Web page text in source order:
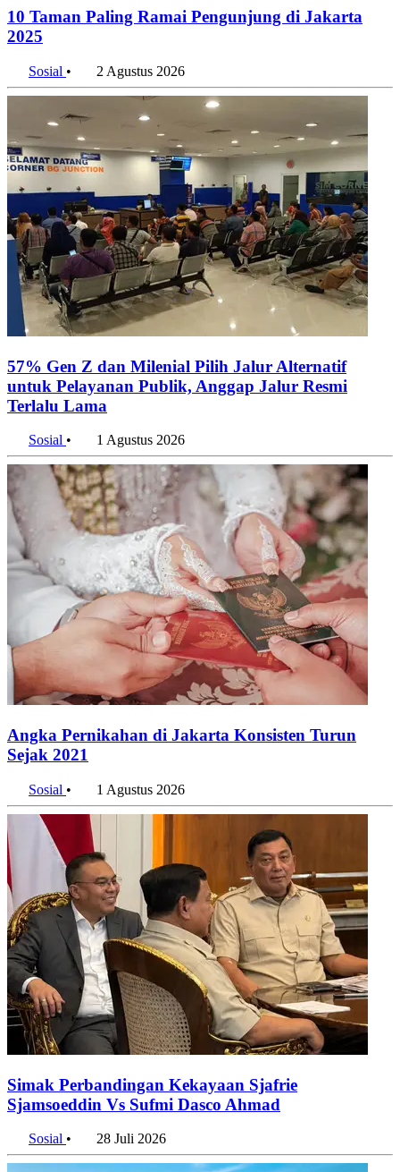
10 Taman Paling Ramai Pengunjung di Jakarta
2025
Sosial • 2 Agustus 2026
57% Gen Z dan Milenial Pilih Jalur Alternatif
untuk Pelayanan Publik, Anggap Jalur Resmi
Terlalu Lama
Sosial • 1 Agustus 2026
Angka Pernikahan di Jakarta Konsisten Turun
Sejak 2021
Sosial • 1 Agustus 2026
Simak Perbandingan Kekayaan Sjafrie
Sjamsoeddin Vs Sufmi Dasco Ahmad
Sosial • 28 Juli 2026